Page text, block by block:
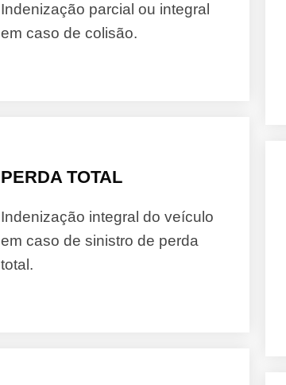
Indenização parcial ou integral
em caso de colisão.
PERDA TOTAL
Indenização integral do veículo
em caso de sinistro de perda
total.